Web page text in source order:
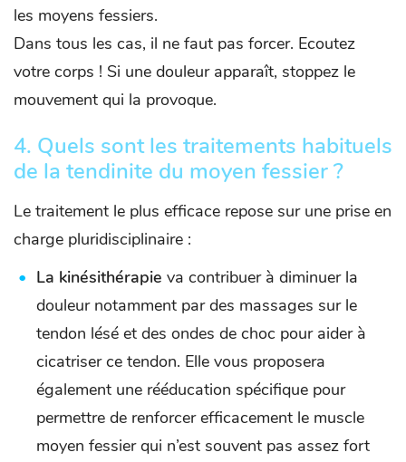
les moyens fessiers.
Dans tous les cas, il ne faut pas forcer. Ecoutez
votre corps ! Si une douleur apparaît, stoppez le
mouvement qui la provoque.
4. Quels sont les traitements habituels
de la tendinite du moyen fessier ?
Le traitement le plus efficace repose sur une prise en
charge pluridisciplinaire :
La kinésithérapie va contribuer à diminuer la
douleur notamment par des massages sur le
tendon lésé et des ondes de choc pour aider à
cicatriser ce tendon. Elle vous proposera
également une rééducation spécifique pour
permettre de renforcer efficacement le muscle
moyen fessier qui n’est souvent pas assez fort